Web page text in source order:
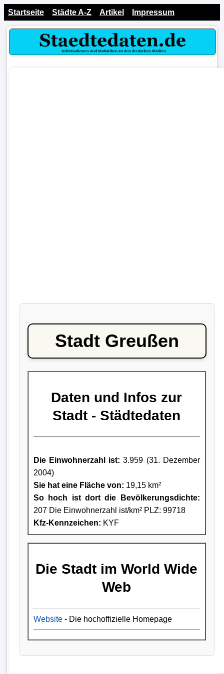
Startseite Städte A-Z Artikel Impressum
Stadt Greußen
Daten und Infos zur
Stadt - Städtedaten
Die Einwohnerzahl ist: 3.959 (31. Dezember
2004)
Sie hat eine Fläche von: 19,15 km²
So hoch ist dort die Bevölkerungsdichte:
207 Die Einwohnerzahl ist/km² PLZ: 99718
Kfz-Kennzeichen: KYF
Die Stadt im World Wide
Web
Website- Die hochoffizielle Homepage